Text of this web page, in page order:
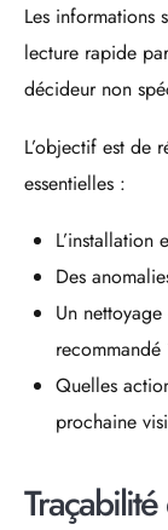
Les informations
lecture rapide
décideur non
L’objectif est de
essentielles :
L’installation
Des
Un
recommandé
Quelles
prochaine